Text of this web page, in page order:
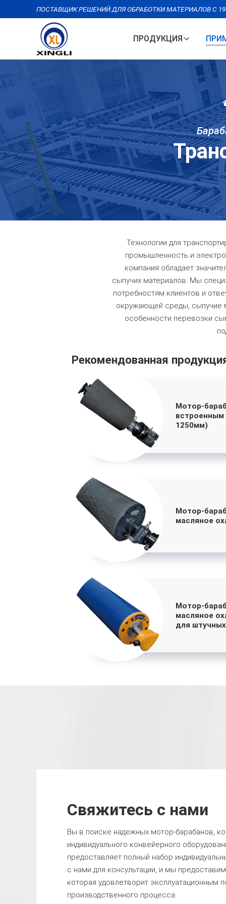
ПОСТАВЩИК РЕШЕНИЙ ДЛЯ ОБРАБОТКИ МАТЕРИАЛОВ С
ПРОДУКЦИЯ
Технологии для
промышленность и
компания обладает
сыпучих материалов. Мы
потребностям клиентов и
окружающей среды, сыпучие
особенности перевозки
Рекомендованная
Мотор-
1250мм)
Мотор-
масляное
Мотор-
масляное
для
Свяжитесь с нами
Вы в поиске надежных мотор-барабанов,
индивидуального конвейерного
предоставляет полный набор
с нами для консультации, и мы
которая удовлетворит эксплуатационным
производственного процесса.